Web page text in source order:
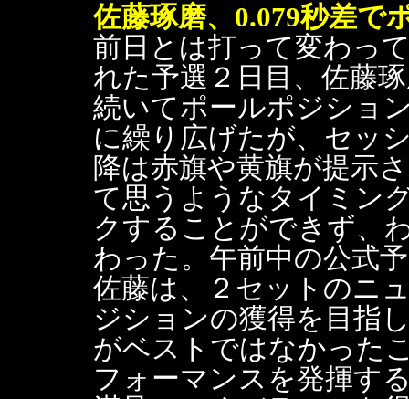
佐藤琢磨、0.079秒差で
前日とは打って変わっ
れた予選２日目、佐藤
続いてポールポジショ
に繰り広げたが、セッ
降は赤旗や黄旗が提示
て思うようなタイミン
クすることができず、
わった。午前中の公式
佐藤は、２セットのニ
ジションの獲得を目指
がベストではなかった
フォーマンスを発揮す